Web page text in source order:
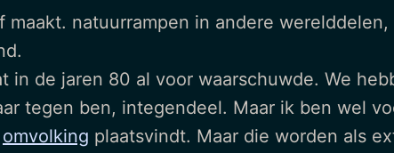
natuurrampen in andere
in de jaren 80 al voor waarschuwde. We
tegen ben, integendeel. Maar ik ben wel
omvolking plaatsvindt. Maar die worden als